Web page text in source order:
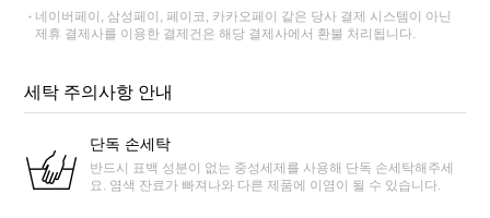
네이버페이, 삼성페이, 페이코, 카카오페이 같은 당사 결제 시스템이 아닌
제휴 결제사를 이용한 결제건은 해당 결제사에서 환불 처리됩니다.
세탁 주의사항 안내
단독 손세탁
반드시 표백 성분이 없는 중성세제를 사용해 단독 손세탁해주세
요. 염색 잔료가 빠져나와 다른 제품에 이염이 될 수 있습니다.